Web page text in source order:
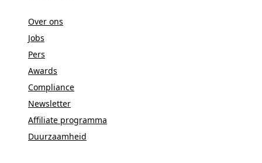
Over ons
Jobs
Pers
Awards
Compliance
Newsletter
Affiliate programma
Duurzaamheid